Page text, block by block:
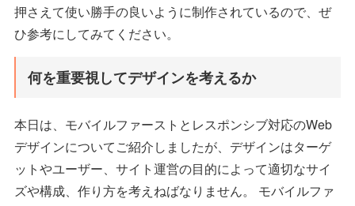
押さえて使い勝手の良いように制作されているので、ぜ
ひ参考にしてみてください。
何を重要視してデザインを考えるか
本日は、モバイルファーストとレスポンシブ対応のWeb
デザインについてご紹介しましたが、デザインはターゲ
ットやユーザー、サイト運営の目的によって適切なサイ
ズや構成、作り方を考えねばなりません。 モバイルファ